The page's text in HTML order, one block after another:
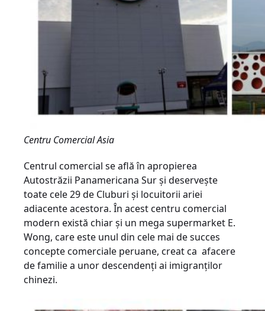
Centru Comercial Asia
Centrul comercial se află în apropierea
Autostrăzii Panamericana Sur și deservește
toate cele 29 de Cluburi și locuitorii ariei
adiacente acestora. În acest centru comercial
modern există chiar și un mega supermarket E.
Wong, care este unul din cele mai de succes
concepte comerciale peruane, creat ca afacere
de familie a unor descendenți ai imigranților
chinezi.